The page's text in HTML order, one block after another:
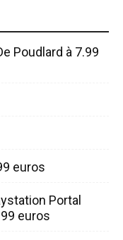
Poudlard à 7.99
euros
Portal
euros